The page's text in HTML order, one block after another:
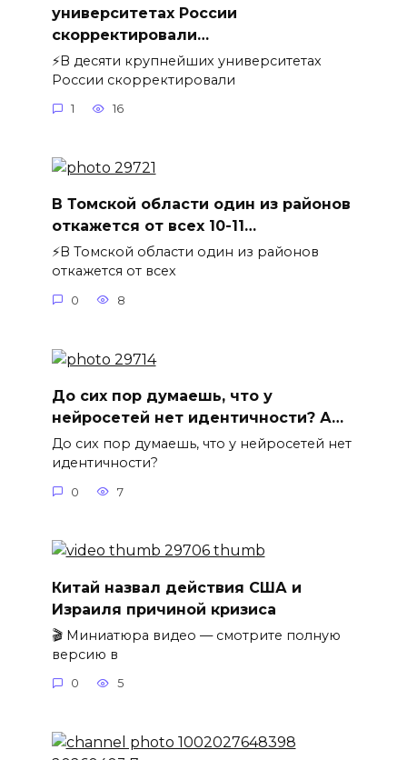
университетах России
скорректировали…
⚡️В десяти крупнейших университетах
России скорректировали
1 16
В Томской области один из районов
откажется от всех 10-11…
⚡️В Томской области один из районов
откажется от всех
0 8
До сих пор думаешь, что у
нейросетей нет идентичности? А…
До сих пор думаешь, что у нейросетей нет
идентичности?
0 7
Китай назвал действия США и
Израиля причиной кризиса
🎬 Миниатюра видео — смотрите полную
версию в
0 5